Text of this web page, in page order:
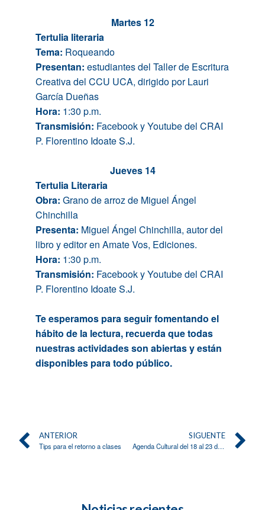
Martes 12
Tertulia literaria
Tema: Roqueando
Presentan: estudiantes del Taller de Escritura
Creativa del CCU UCA, dirigido por Lauri
García Dueñas
Hora: 1:30 p.m.
Transmisión: Facebook y Youtube del CRAI
P. Florentino Idoate S.J.
Jueves 14
Tertulia Literaria
Obra: Grano de arroz de Miguel Ángel
Chinchilla
Presenta: Miguel Ángel Chinchilla, autor del
libro y editor en Amate Vos, Ediciones.
Hora: 1:30 p.m.
Transmisión: Facebook y Youtube del CRAI
P. Florentino Idoate S.J.
Te esperamos para seguir fomentando el
hábito de la lectura, recuerda que todas
nuestras actividades son abiertas y están
disponibles para todo público.
ANTERIOR
Tips para el retorno a clases
SIGUENTE
Agenda Cultural del 18 al 23 de mayo 2026